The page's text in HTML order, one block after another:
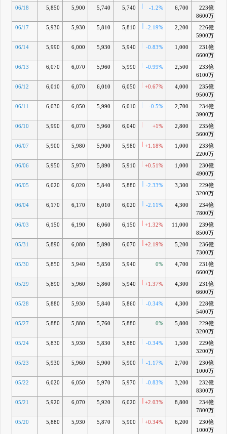
06/18 5,850 5,900 5,740 5,740 -1.2% 6,700
223億
8600万
06/17 5,930 5,930 5,810 5,810 -2.19% 2,200
226億
5900万
06/14 5,990 6,000 5,930 5,940 -0.83% 1,000
231億
6600万
06/13 6,070 6,070 5,960 5,990 -0.99% 2,500
233億
6100万
06/12 6,010 6,070 6,010 6,050 +0.67% 4,000
235億
9500万
06/11 6,030 6,050 5,990 6,010 -0.5% 2,700
234億
3900万
06/10 5,990 6,070 5,960 6,040 +1% 2,800
235億
5600万
06/07
5,900 5,980 5,900 5,980 +1.18% 1,000
233億
2200万
06/06 5,950 5,970 5,890 5,910 +0.51% 1,000
230億
4900万
06/05 6,020 6,020 5,840 5,880 -2.33% 3,300
229億
3200万
06/04 6,170 6,170 6,010 6,020 -2.11% 4,300
234億
7800万
06/03 6,150 6,190 6,060 6,150 +1.32% 11,000
239億
8500万
05/31 5,890 6,080 5,890 6,070 +2.19% 5,200
236億
7300万
05/30 5,850 5,940 5,850 5,940 0% 4,700
231億
6600万
05/29 5,890 5,960 5,860 5,940 +1.37% 4,300
231億
6600万
05/28
5,880 5,930 5,840 5,860 -0.34% 4,300
228億
5400万
05/27 5,880 5,880 5,760 5,880 0% 5,800
229億
3200万
05/24 5,830 5,930 5,830 5,880 -0.34% 1,500
229億
3200万
05/23 5,930 5,960 5,900 5,900 -1.17% 2,700
230億
1000万
05/22 6,020 6,050 5,970 5,970 -0.83% 3,200
232億
8300万
05/21 5,920 6,070 5,920 6,020 +2.03% 8,800
234億
7800万
05/20 5,880 5,930 5,870 5,900 +0.34% 6,200
230億
1000万